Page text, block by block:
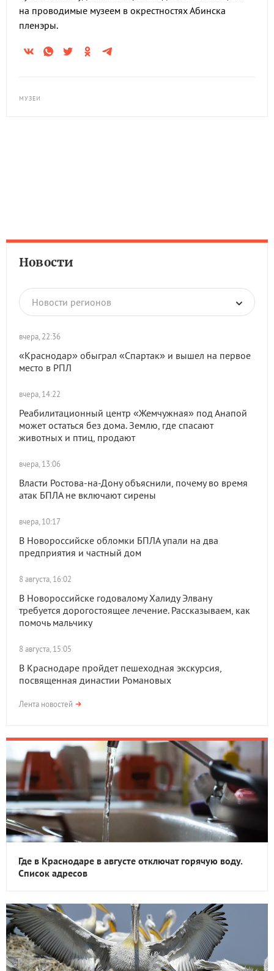
на проводимые музеем в окрестностях Абинска
пленэры.
МУЗЕИ
Новости
Новости регионов
вчера, 22:36
«Краснодар» обыграл «Спартак» и вышел на первое
место в РПЛ
вчера, 14:22
Реабилитационный центр «Жемчужная» под Анапой
может остаться без дома. Землю, где спасают
животных и птиц, продают
вчера, 13:06
Власти Ростова-на-Дону объяснили, почему во время
атак БПЛА не включают сирены
вчера, 10:17
В Новороссийске обломки БПЛА упали на два
предприятия и частный дом
8 августа, 16:02
В Новороссийске годовалому Халиду Элвану
требуется дорогостоящее лечение. Рассказываем, как
помочь мальчику
8 августа, 15:05
В Краснодаре пройдет пешеходная экскурсия,
посвященная династии Романовых
Лента новостей
Где в Краснодаре в августе отключат горячую воду.
Список адресов